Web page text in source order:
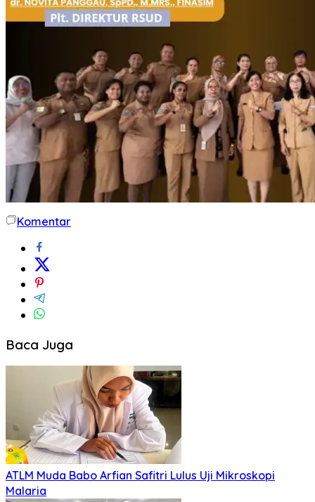
Komentar
Baca Juga
ATLM Muda Babo Arfian Safitri Lulus Uji Mikroskopi
Malaria